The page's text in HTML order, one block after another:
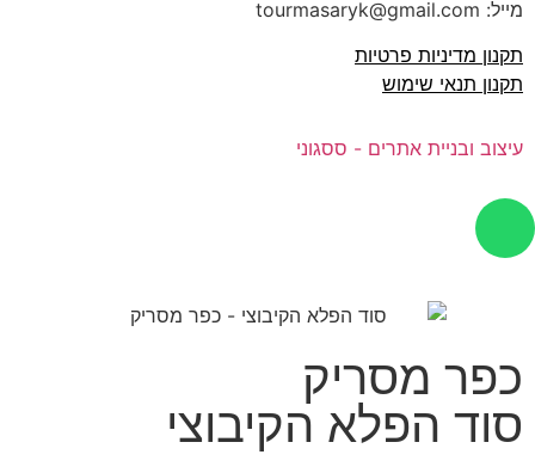
מייל: tourmasaryk@gmail.com
תקנון מדיניות פרטיות
תקנון תנאי שימוש
עיצוב ובניית אתרים - ססגוני
כפר מסריק
סוד הפלא הקיבוצי